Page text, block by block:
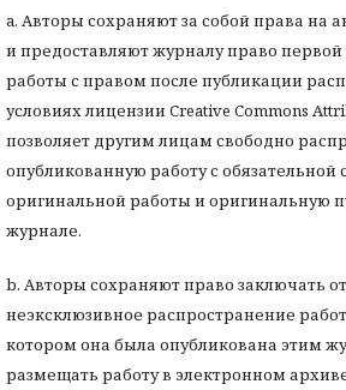
a. Авторы сохраняют за собой права на
и предоставляют журналу право
работы с правом после публикации
условиях лицензии Creative Commons
позволяет другим лицам свободно
опубликованную работу с обязательной
оригинальной работы и оригинальную
журнале.
b. Авторы сохраняют право заключать
неэксклюзивное распространение
котором она была опубликована этим
размещать работу в электронном